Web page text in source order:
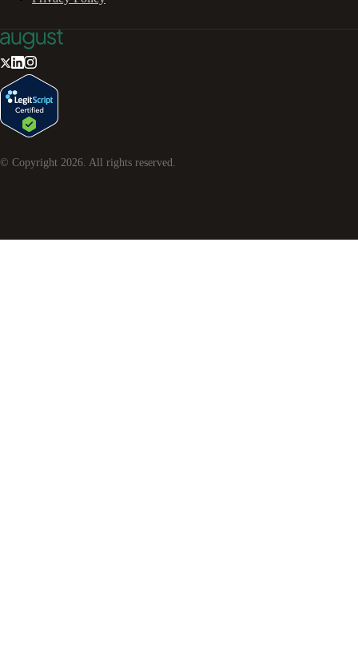
© Copyright 2026 . All rights reserved.